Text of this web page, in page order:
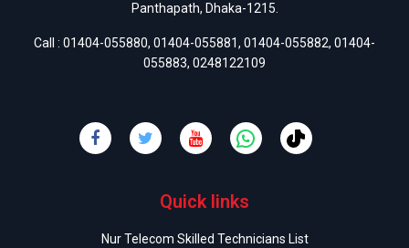
Panthapath, Dhaka-1215.
Call : 01404-055880, 01404-055881, 01404-055882, 01404-
055883, 0248122109
Quick links
Nur Telecom Skilled Technicians List